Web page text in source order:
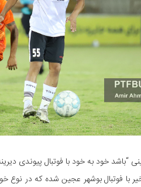
“باشد خود به خود با فوتبال پیوندی
با فوتبال بوشهر عجین شده که در